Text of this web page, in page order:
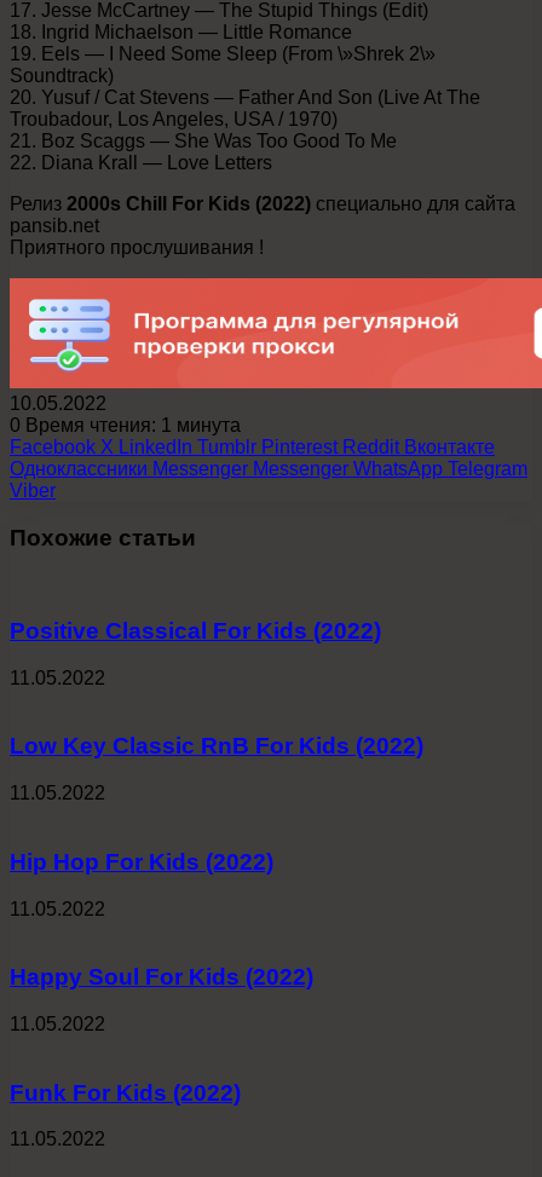
17. Jesse McCartney — The Stupid Things (Edit)
18. Ingrid Michaelson — Little Romance
19. Eels — I Need Some Sleep (From \»Shrek 2\»
Soundtrack)
20. Yusuf / Cat Stevens — Father And Son (Live At The
Troubadour, Los Angeles, USA / 1970)
21. Boz Scaggs — She Was Too Good To Me
22. Diana Krall — Love Letters
Релиз 2000s Chill For Kids (2022) специально для сайта
pansib.net
Приятного прослушивания !
10.05.2022
0 Время чтения: 1 минута
Facebook X LinkedIn Tumblr Pinterest Reddit Вконтакте
Одноклассники Messenger Messenger WhatsApp Telegram
Viber
Похожие статьи
Positive Classical For Kids (2022)
11.05.2022
Low Key Classic RnB For Kids (2022)
11.05.2022
Hip Hop For Kids (2022)
11.05.2022
Happy Soul For Kids (2022)
11.05.2022
Funk For Kids (2022)
11.05.2022